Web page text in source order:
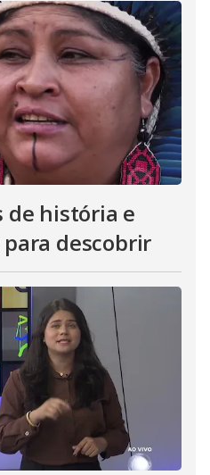
de história e
descobrir